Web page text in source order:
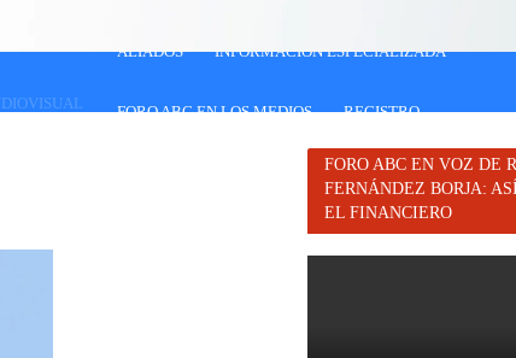
ALIADOS INFORMACIÓN ESPECIALIZADA
FORO ABC EN LOS MEDIOS REGISTRO
FORO ABC EN VOZ DE
FERNÁNDEZ BORJA:
EL FINANCIERO